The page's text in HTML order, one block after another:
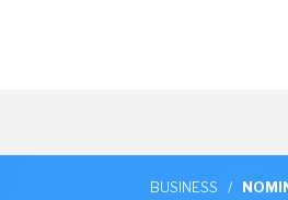
BUSINESS /